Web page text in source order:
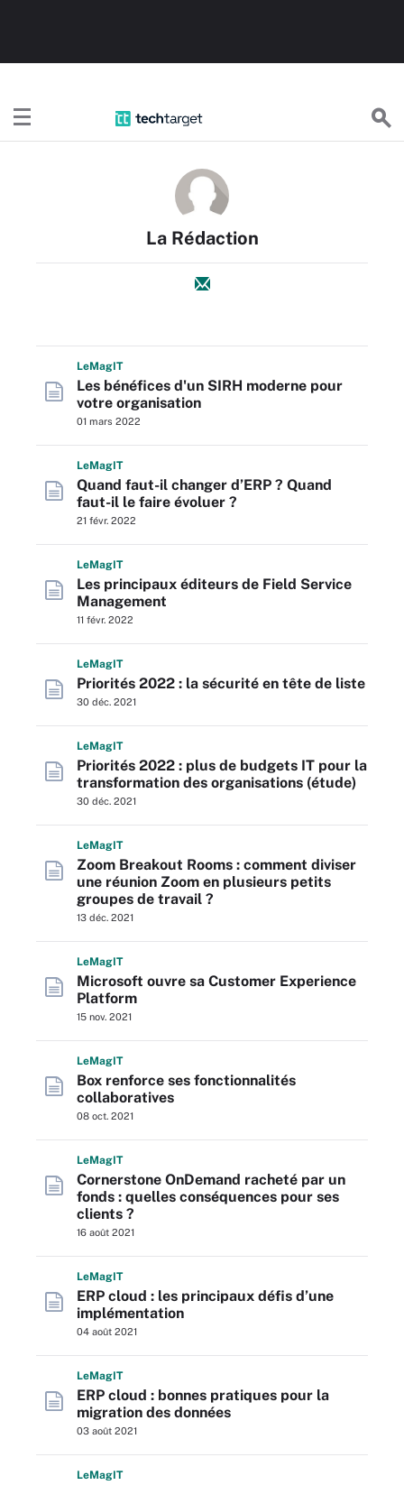
La Rédaction
LeMagIT
Les bénéfices d'un SIRH moderne pour
votre organisation
01 mars 2022
LeMagIT
Quand faut-il changer d’ERP ? Quand
faut-il le faire évoluer ?
21 févr. 2022
LeMagIT
Les principaux éditeurs de Field Service
Management
11 févr. 2022
LeMagIT
Priorités 2022 : la sécurité en tête de liste
30 déc. 2021
LeMagIT
Priorités 2022 : plus de budgets IT pour la
transformation des organisations (étude)
30 déc. 2021
LeMagIT
Zoom Breakout Rooms : comment diviser
une réunion Zoom en plusieurs petits
groupes de travail ?
13 déc. 2021
LeMagIT
Microsoft ouvre sa Customer Experience
Platform
15 nov. 2021
LeMagIT
Box renforce ses fonctionnalités
collaboratives
08 oct. 2021
LeMagIT
Cornerstone OnDemand racheté par un
fonds : quelles conséquences pour ses
clients ?
16 août 2021
LeMagIT
ERP cloud : les principaux défis d’une
implémentation
04 août 2021
LeMagIT
ERP cloud : bonnes pratiques pour la
migration des données
03 août 2021
LeMagIT